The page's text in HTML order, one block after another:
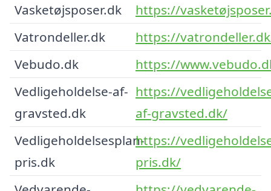
Vasketøjsposer.dk
https://
Vatrondeller.dk
https://
Vebudo.dk
https://
Vedligeholdelse-af-
gravsted.dk
https://
af-gravsted.dk/
Vedligeholdelsesplan-
pris.dk
https://
pris.dk/